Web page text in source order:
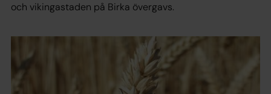
och vikingastaden på Birka övergavs.